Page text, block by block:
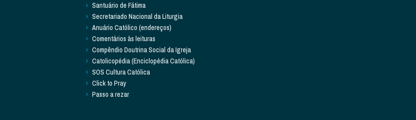
Santuário de Fátima
Secretariado Nacional da Liturgia
Anuário Católico (endereços)
Comentários às leituras
Compêndio Doutrina Social da Igreja
Catolicopédia (Enciclopédia Católica)
SOS Cultura Católica
Click to Pray
Passo a rezar